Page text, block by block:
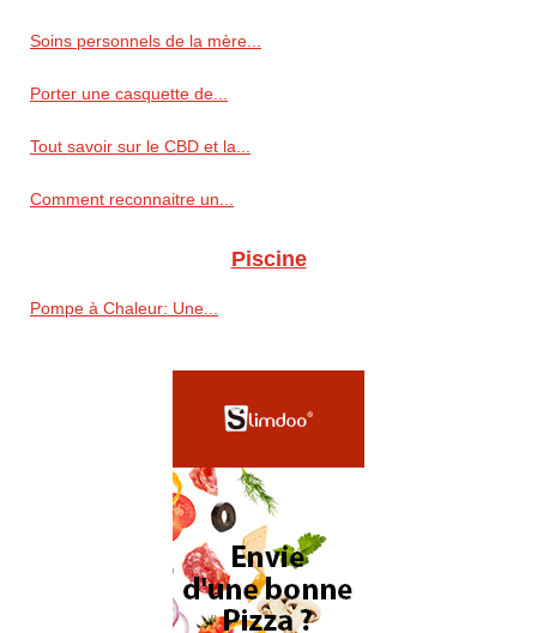
Soins personnels de la mère...
Porter une casquette de...
Tout savoir sur le CBD et la...
Comment reconnaitre un...
Piscine
Pompe à Chaleur: Une...